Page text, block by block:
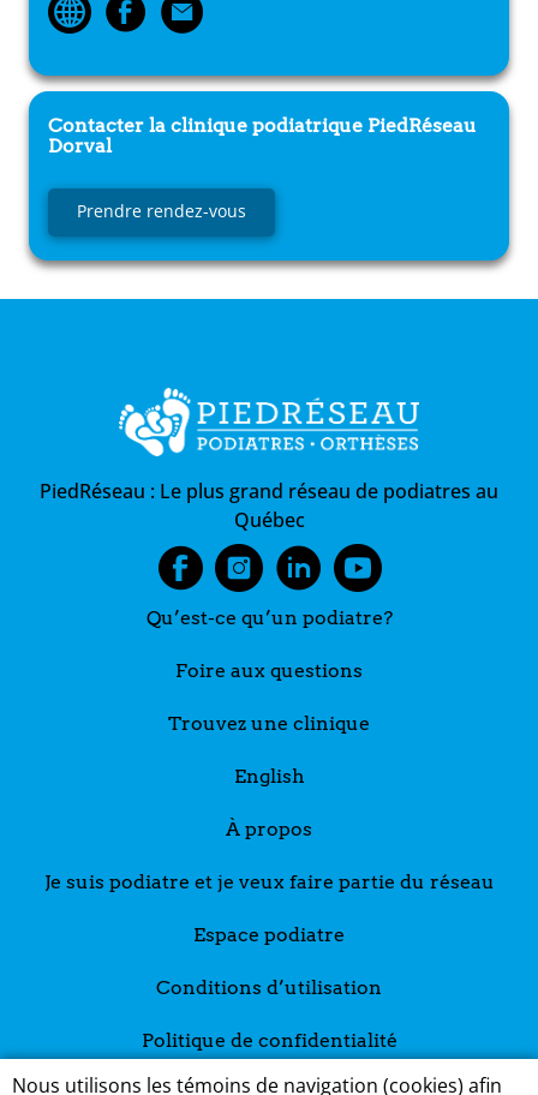
Contacter la clinique podiatrique PiedRéseau
Dorval
Prendre rendez-vous
PiedRéseau : Le plus grand réseau de podiatres au
Québec
Qu’est-ce qu’un podiatre?
Foire aux questions
Trouvez une clinique
English
À propos
Je suis podiatre et je veux faire partie du réseau
Espace podiatre
Conditions d’utilisation
Politique de confidentialité
Nous utilisons les témoins de navigation (cookies) afin